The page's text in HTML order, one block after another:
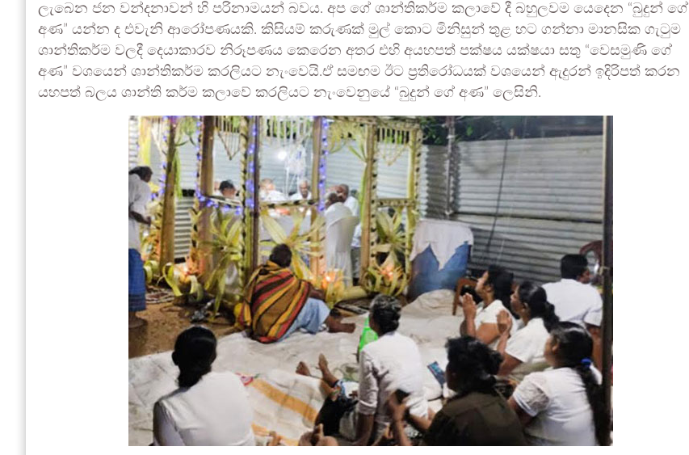
ලැබෙන ජන වන්දනාවන් හි පරිනාමයන් බවය. අප ගේ ශාන්තිකර්ම කලාවේ දී බහුලවම යෙදෙන “බුදුන් ගේ
අණ” යන්න ද එවැනි ආරෝපණයකි. කිසියම් කරුණක් මුල් කොට මිනිසුන් තුළ හට ගන්නා මානසික ගැටුම
ශාන්තිකර්ම වලදී දෙයාකාරව නිරූපණය කෙරෙන අතර එහි අයහපත් පක්ෂය යක්ෂයා සතු “වෙසමුණි ගේ
අණ” වශයෙන් ශාන්තිකර්ම කරලියට නැංවෙයි.ඒ සමඟම ඊට ප්‍රතිරෝධයක් වශයෙන් ඇදුරන් ඉදිරිපත් කරන
යහපත් බලය ශාන්ති කර්ම කලාවේ කරලියට නැංවෙනුයේ “බුදුන් ගේ අණ” ලෙසිනි.